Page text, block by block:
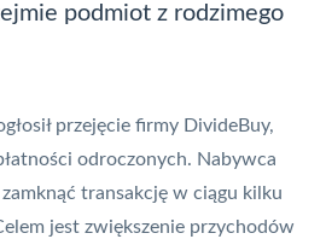
podmiot z rodzimego
przejęcie firmy DivideBuy,
odroczonych. Nabywca
transakcję w ciągu kilku
jest zwiększenie przychodów